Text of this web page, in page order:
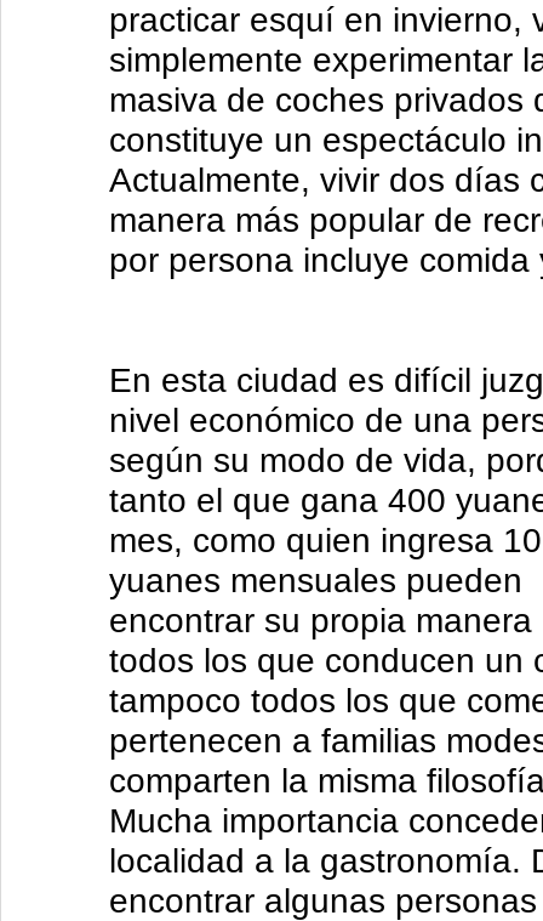
practicar esquí en invierno,
simplemente experimentar
masiva de coches privados
constituye un espectáculo
Actualmente, vivir dos días
manera más popular de
por persona incluye comida
En esta ciudad es difícil
nivel económico de una
según su modo de vida,
tanto el que gana 400
mes, como quien ingresa
yuanes mensuales pueden
encontrar su propia
todos los que conducen un
tampoco todos los que
pertenecen a familias
comparten la misma
Mucha importancia
localidad a la gastronomía.
encontrar algunas